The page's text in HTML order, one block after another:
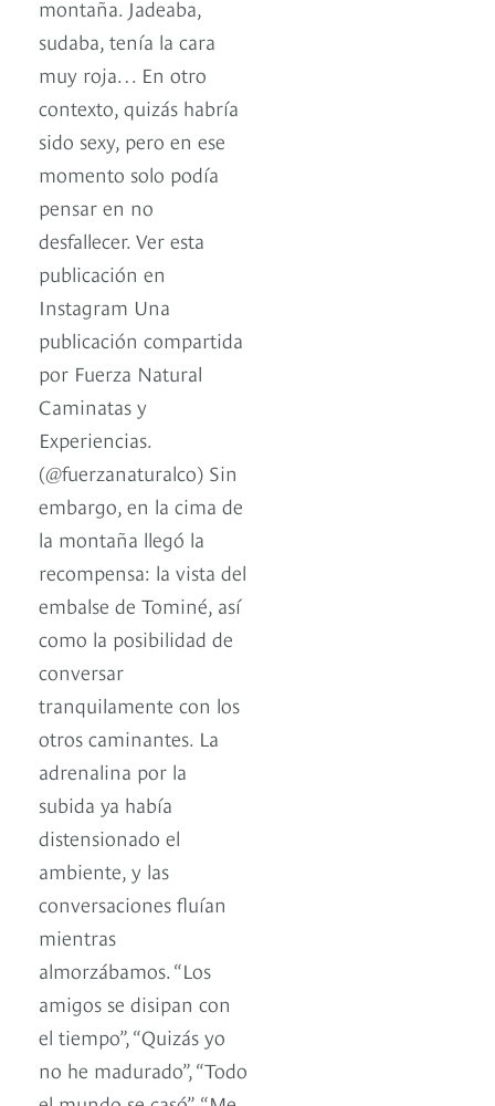
montaña. Jadeaba,
sudaba, tenía la cara
muy roja… En otro
contexto, quizás habría
sido sexy, pero en ese
momento solo podía
pensar en no
desfallecer. Ver esta
publicación en
Instagram Una
publicación compartida
por Fuerza Natural
Caminatas y
Experiencias.
(@fuerzanaturalco) Sin
embargo, en la cima de
la montaña llegó la
recompensa: la vista del
embalse de Tominé, así
como la posibilidad de
conversar
tranquilamente con los
otros caminantes. La
adrenalina por la
subida ya había
distensionado el
ambiente, y las
conversaciones fluían
mientras
almorzábamos. “Los
amigos se disipan con
el tiempo”, “Quizás yo
no he madurado”, “Todo